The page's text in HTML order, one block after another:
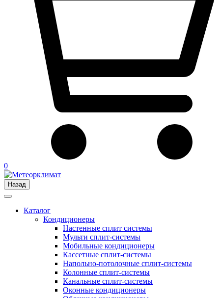
0
Назад
Каталог
Кондиционеры
Настенные сплит системы
Мульти сплит-системы
Мобильные кондиционеры
Кассетные сплит-системы
Напольно-потолочные сплит-системы
Колонные сплит-системы
Канальные сплит-системы
Оконные кондиционеры